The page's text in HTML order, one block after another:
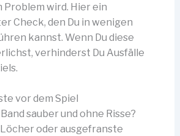
Problem wird. Hier ein
Check, den Du in wenigen
kannst. Wenn Du diese
verhinderst Du Ausfälle
vor dem Spiel
sauber und ohne Risse?
Löcher oder ausgefranste